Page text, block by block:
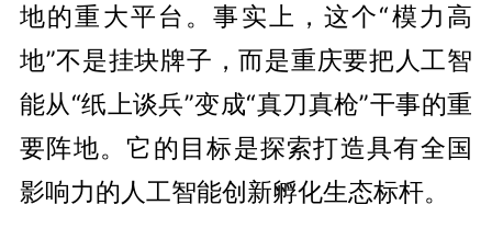
地的重大平台。事实上，这个“模力高
地”不是挂块牌子，而是重庆要把人工智
能从“纸上谈兵”变成“真刀真枪”干事的重
要阵地。它的目标是探索打造具有全国
影响力的人工智能创新孵化生态标杆。